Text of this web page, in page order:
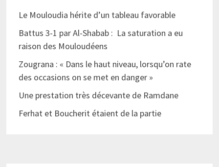
Le Mouloudia hérite d’un tableau favorable
Battus 3-1 par Al-Shabab : La saturation a eu
raison des Mouloudéens
Zougrana : « Dans le haut niveau, lorsqu’on rate
des occasions on se met en danger »
Une prestation très décevante de Ramdane
Ferhat et Boucherit étaient de la partie